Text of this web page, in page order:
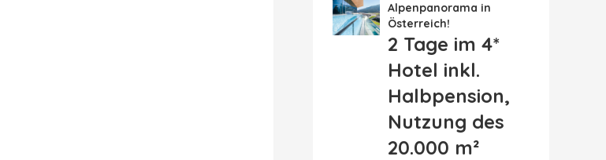
Alpenpanorama in
Österreich!
2 Tage im 4*
Hotel inkl.
Halbpension,
Nutzung des
20.000 m²